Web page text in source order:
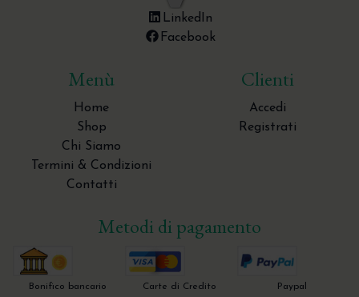
LinkedIn
Facebook
Menù
Home
Shop
Chi Siamo
Termini & Condizioni
Contatti
Clienti
Accedi
Registrati
Metodi di pagamento
Bonifico bancario Carte di Credito Paypal